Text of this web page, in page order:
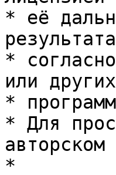
* её
*
или
*
* Для
*